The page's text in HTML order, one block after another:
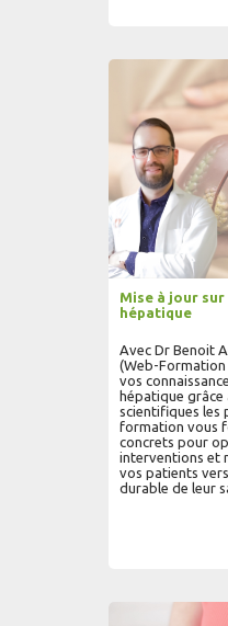
AJOUTER AU
Mise à jour
hépatique
Avec Dr Benoit
(Web-
vos
hépatique grâce
scientifiques les
formation vous
concrets pour
interventions et
vos patients
durable de leur
AJOUTER AU